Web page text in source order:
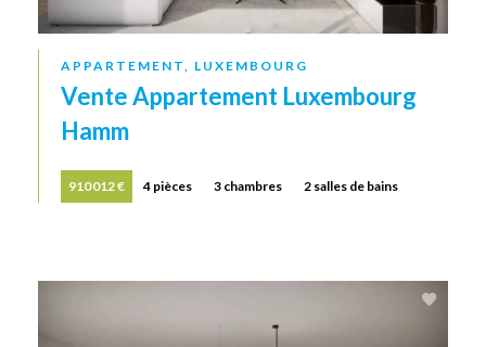
APPARTEMENT, LUXEMBOURG
Vente Appartement Luxembourg
Hamm
910 012 € 4 pièces 3 chambres 2 salles de bains